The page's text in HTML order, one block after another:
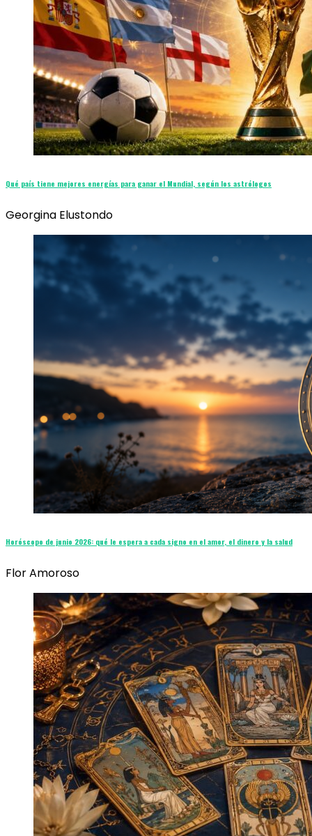
Qué país tiene mejores energías para ganar el Mundial, según los astrólogos
Georgina Elustondo
Horóscopo de junio 2026: qué le espera a cada signo en el amor, el dinero y la salud
Flor Amoroso